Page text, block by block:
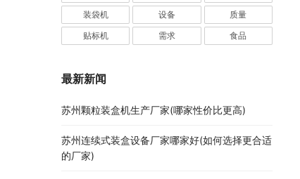
装袋机 设备 质量
贴标机 需求 食品
最新新闻
苏州颗粒装盒机生产厂家(哪家性价比更高)
苏州连续式装盒设备厂家哪家好(如何选择更合适
的厂家)